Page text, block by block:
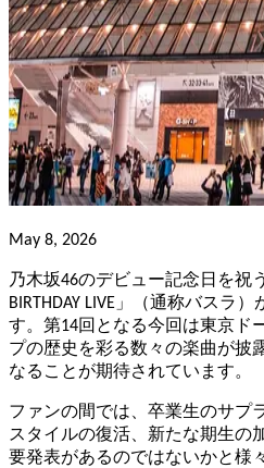
May 8, 2026
乃木坂46のデビュー記念日を祝
BIRTHDAY LIVE」（通称バスラ
す。第14回となる今回は東京ド
プの歴史を彩る数々の楽曲が披
なることが期待されています。
ファンの間では、卒業生のサプ
スタイルの復活、新たな期生の
要発表があるのではないかと様